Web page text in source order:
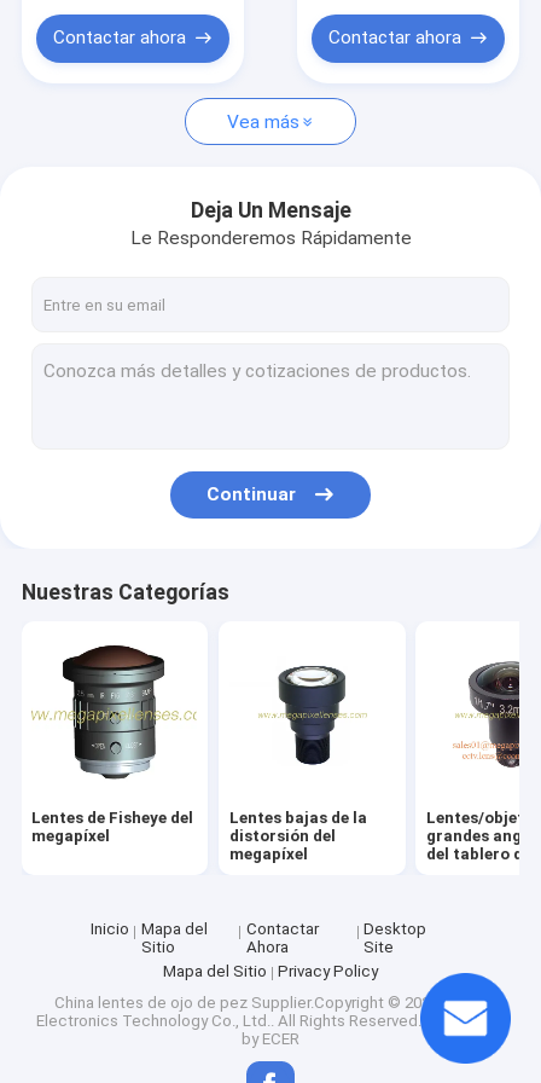
Sensores de la imagen de CCD/CMOS
Módulos de la cámara de vídeo
Interruptores del CORTE del IR
Contactar ahora Contactar ahora
Vea más
Deja Un Mensaje
Le Responderemos Rápidamente
Continuar
Nuestras Categorías
Lentes de Fisheye del
megapíxel
Lentes bajas de la
distorsión del
megapíxel
Lentes/
grandes
del tablero del
Inicio
Mapa del
Sitio
Contactar
Ahora
Desktop
Site
Mapa del Sitio
Privacy Policy
China lentes de ojo de pezSupplier.Copyright © 2025 CCOM
Electronics Technology Co., Ltd.. All Rights Reserved. Developed
by ECER